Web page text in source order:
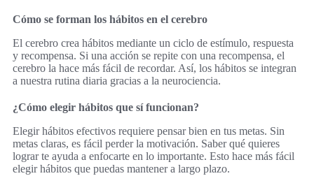
Cómo se forman los hábitos en el cerebro
El cerebro crea hábitos mediante un ciclo de estímulo, respuesta
y recompensa. Si una acción se repite con una recompensa, el
cerebro la hace más fácil de recordar. Así, los hábitos se integran
a nuestra rutina diaria gracias a la neurociencia.
¿Cómo elegir hábitos que sí funcionan?
Elegir hábitos efectivos requiere pensar bien en tus metas. Sin
metas claras, es fácil perder la motivación. Saber qué quieres
lograr te ayuda a enfocarte en lo importante. Esto hace más fácil
elegir hábitos que puedas mantener a largo plazo.